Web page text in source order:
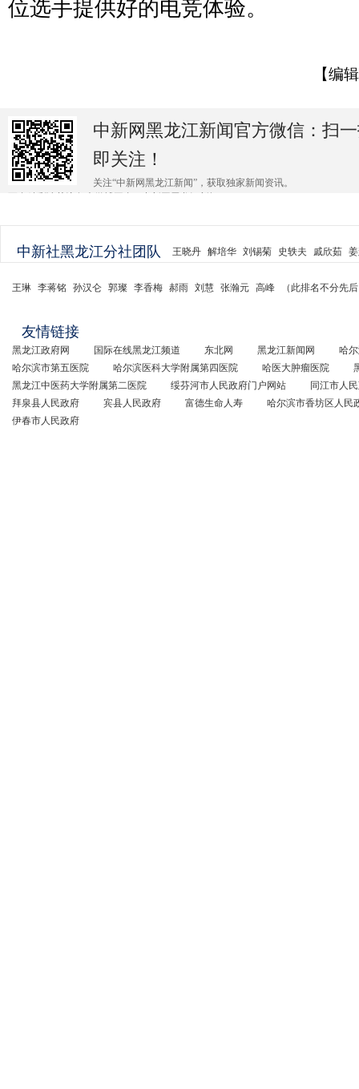
位选手提供好的电竞体验。
【编
中新网黑龙江新闻官方微信：扫
即关注！
关注“中新网黑龙江新闻”，获取独家新闻资讯。
中新社黑龙江分社团队 王晓丹 解培华 刘锡菊 史轶夫 戚欣茹
王琳 李蒋铭 孙汉仑 郭璨 李香梅 郝雨 刘慧 张瀚元 高峰 （此排名不分先
友情链接
黑龙江政府网 国际在线黑龙江频道 东北网 黑龙江新闻网
哈
哈尔滨市第五医院
哈尔滨医科大学附属第四医院 哈医大肿瘤医院
黑龙江中医药大学附属第二医院
绥芬河市人民政府门户网站
同江市人
拜泉县人民政府
宾县人民政府 富德生命人寿
哈尔滨市香坊区人民
伊春市人民政府